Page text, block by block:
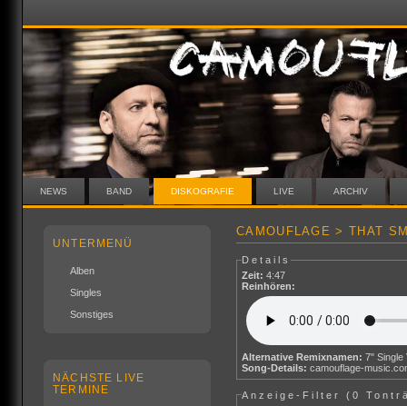
NEWS BAND DISKOGRAFIE LIVE ARCHIV
UNTERMENÜ
Alben
Singles
Sonstiges
NÄCHSTE LIVE
TERMINE
CAMOUFLAGE > THAT
Details
Zeit: 4:47
Reinhören:
Alternative Remixnamen:
Song-Details: camouflage-
Anzeige-Filter (0